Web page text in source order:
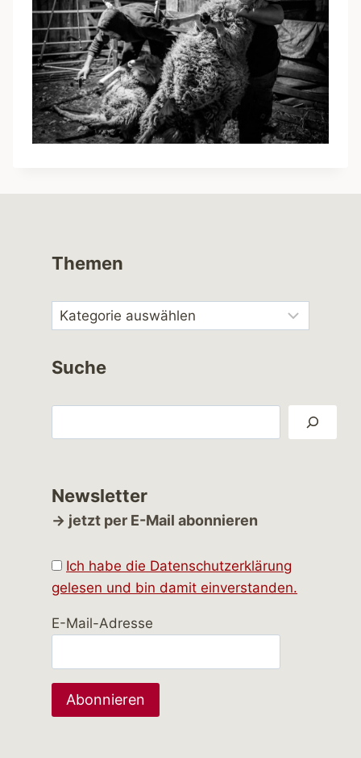
Themen
Suche
Newsletter
→ jetzt per E-Mail abonnieren
Ich habe die Datenschutzerklärung
gelesen und bin damit einverstanden.
E-Mail-Adresse